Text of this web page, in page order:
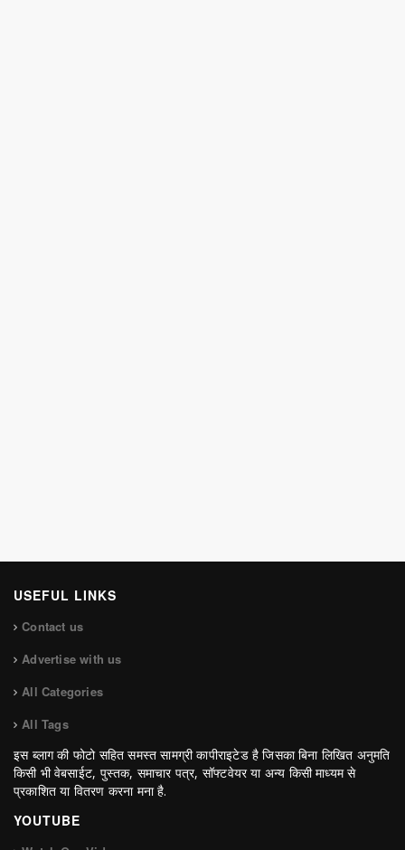
USEFUL LINKS
Contact us
Advertise with us
All Categories
All Tags
इस ब्लाग की फोटो सहित समस्त सामग्री कापीराइटेड है जिसका बिना लिखित अनुमति
किसी भी वेबसाईट, पुस्तक, समाचार पत्र, सॉफ्टवेयर या अन्य किसी माध्यम से
प्रकाशित या वितरण करना मना है.
YOUTUBE